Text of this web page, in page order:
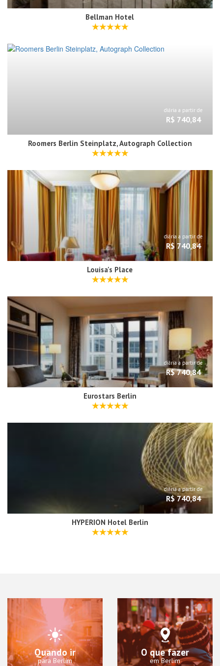
Bellman Hotel
diária a partir de
R$ 740,84
Roomers Berlin Steinplatz, Autograph Collection
diária a partir de
R$ 740,84
Louisa's Place
diária a partir de
R$ 740,84
Eurostars Berlin
diária a partir de
R$ 740,84
HYPERION Hotel Berlin
Quando ir
para Berlim
O que fazer
em Berlim